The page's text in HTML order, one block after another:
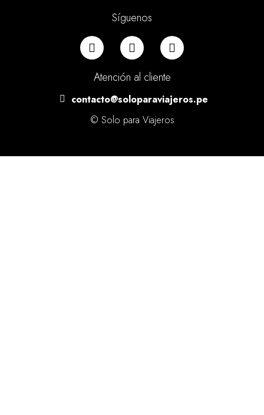
Síguenos
Atención al cliente
contacto@soloparaviajeros.pe
© Solo para Viajeros